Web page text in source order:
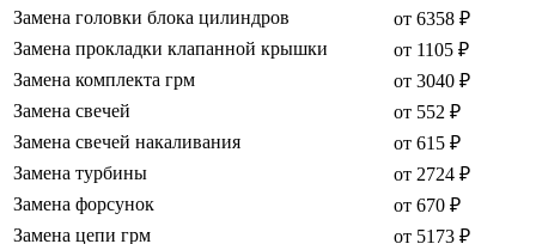
Замена головки блока цилиндров
от 6358 ₽
Замена прокладки клапанной крышки
от 1105 ₽
Замена комплекта грм
от 3040 ₽
Замена свечей
от 552 ₽
Замена свечей накаливания
от 615 ₽
Замена турбины
от 2724 ₽
Замена форсунок
от 670 ₽
Замена цепи грм
от 5173 ₽